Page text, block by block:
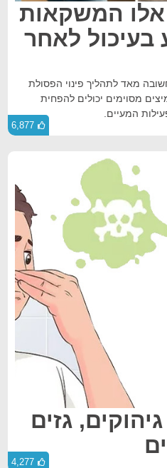
אלו המשקאות
בעיכול לאחר
מאד לתהליך פינוי הפסולת
מסוימים יכולים להפחית
המעיים.
6,877
גזים
4,277